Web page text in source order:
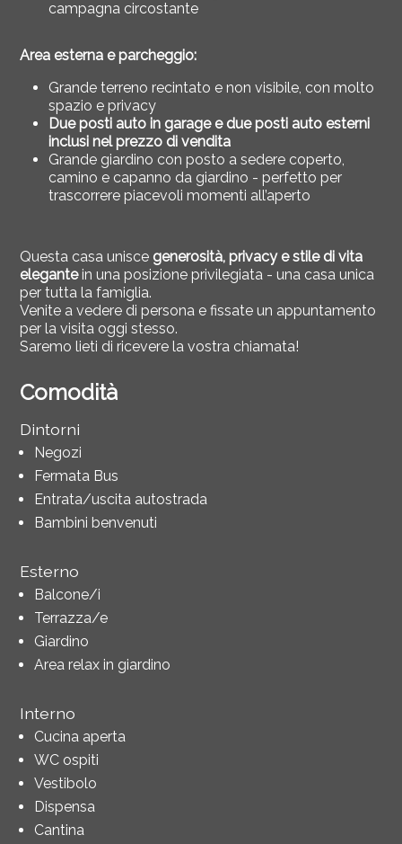
campagna circostante
Area esterna e parcheggio:
Grande terreno recintato e non visibile, con molto
spazio e privacy
Due posti auto in garage e due posti auto esterni
inclusi nel prezzo di vendita
Grande giardino con posto a sedere coperto,
camino e capanno da giardino - perfetto per
trascorrere piacevoli momenti all’aperto
Questa casa unisce generosità, privacy e stile di vita
elegantein una posizione privilegiata - una casa unica
per tutta la famiglia.
Venite a vedere di persona e fissate un appuntamento
per la visita oggi stesso.
Saremo lieti di ricevere la vostra chiamata!
Comodità
Dintorni
Negozi
Fermata Bus
Entrata/uscita autostrada
Bambini benvenuti
Esterno
Balcone/i
Terrazza/e
Giardino
Area relax in giardino
Interno
Cucina aperta
WC ospiti
Vestibolo
Dispensa
Cantina